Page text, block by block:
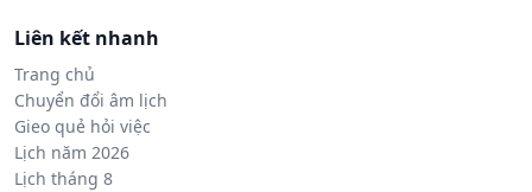
Liên kết nhanh
Trang chủ
Chuyển đổi âm lịch
Gieo quẻ hỏi việc
Lịch năm 2026
Lịch tháng 8